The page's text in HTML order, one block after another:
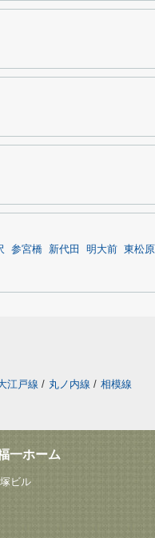
参宮橋 新代田 明大前 東松原
江戸線 / 丸ノ内線 / 相模線
一ホーム
ビル